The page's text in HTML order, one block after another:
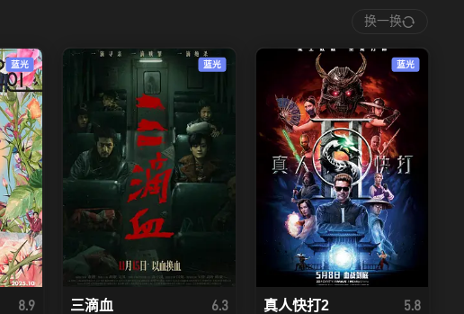
换一换
蓝光
8.9
蓝光
三滴血 6.3
蓝光
真人快打2 5.8